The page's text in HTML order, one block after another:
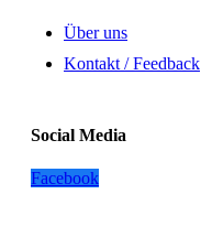
Über uns
Kontakt / Feedback
Social Media
Facebook